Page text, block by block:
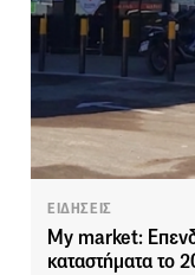
ΕΙΔΗΣΕΙΣ
My market:
καταστήματα το